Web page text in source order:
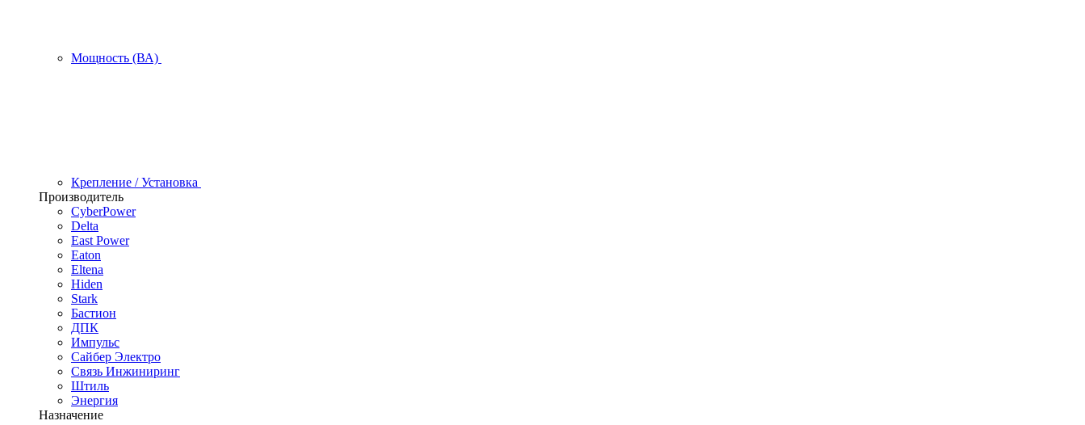
Мощность (ВА)
Крепление / Установка
Производитель
CyberPower
Delta
East Power
Eaton
Eltena
Hiden
Stark
Бастион
ДПК
Импульс
Сайбер Электро
Связь Инжиниринг
Штиль
Энергия
Назначение